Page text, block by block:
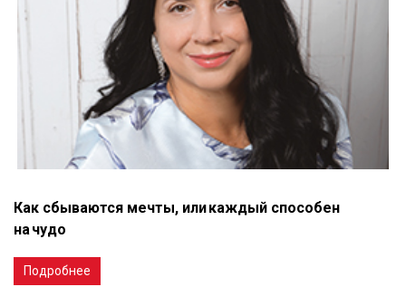
Как сбываются мечты, или каждый способен
на чудо
Подробнее